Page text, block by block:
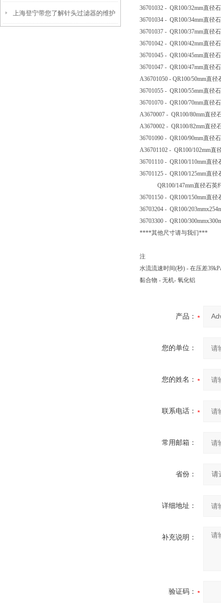
上海登宁带您了解针头过滤器的维护
36701032 - QR100/32mm直径
36701034 - QR100/34mm直径
36701037 - QR100/37mm直径
36701042 - QR100/42mm直径
36701045 - QR100/45mm直径
36701047 - QR100/47mm直径
A36701050 - QR100/50mm直
36701055 - QR100/55mm直径
36701070 - QR100/70mm直径
A3670007 - QR100/80mm直径
A3670002 - QR100/82mm直径
36701090 - QR100/90mm直径
A36701102 - QR100/102mm直
36701110 - QR100/110mm直
36701125 - QR100/125mm直
QR100/147mm直径石英纤
36701150 - QR100/150mm直
36703204 - QR100/
36703300 - QR100/
****其他尺寸请与我们***
注
水流流速时间(秒) - 在压差
黏合物 - 无机- 氧化铝
产品：
您的单位：
您的姓名：
联系电话：
常用邮箱：
省份：
详细地址：
补充说明：
验证码：